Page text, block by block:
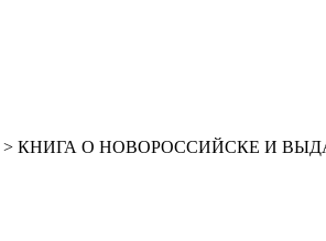
> КНИГА О НОВОРОССИЙСКЕ И